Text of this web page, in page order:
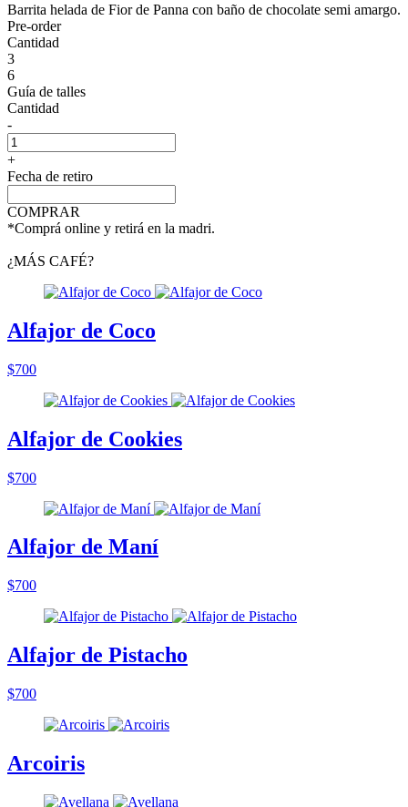
Barrita helada de Fior de Panna con baño de chocolate semi amargo.
Pre-order
Cantidad
3
6
Guía de talles
Cantidad
-
+
Fecha de retiro
COMPRAR
*Comprá online y retirá en la madri.
¿MÁS CAFÉ?
Alfajor de Coco
$700
Alfajor de Cookies
$700
Alfajor de Maní
$700
Alfajor de Pistacho
$700
Arcoiris